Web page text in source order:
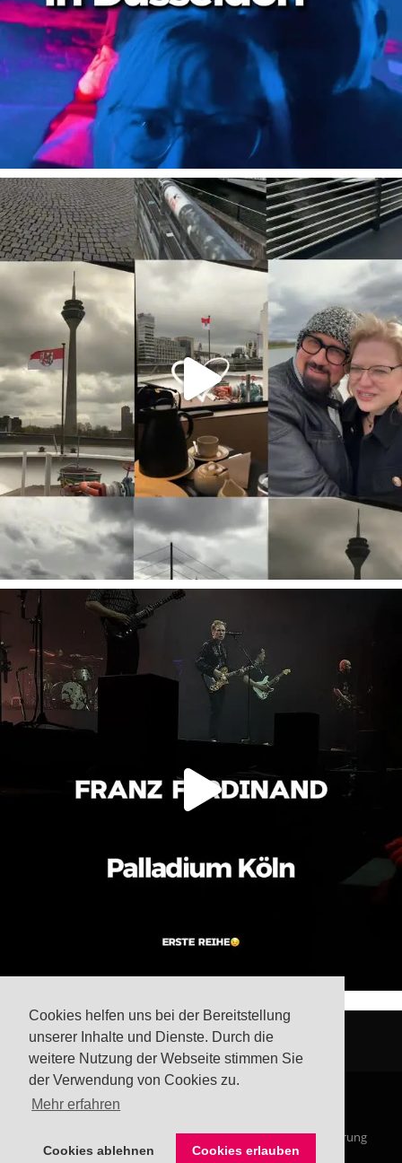
Cookies helfen uns bei der Bereitstellung
unserer Inhalte und Dienste. Durch die
weitere Nutzung der Webseite stimmen Sie
der Verwendung von Cookies zu.
Mehr erfahren
Cookies ablehnen Cookies erlauben
Impressum Datenschutzerklärung